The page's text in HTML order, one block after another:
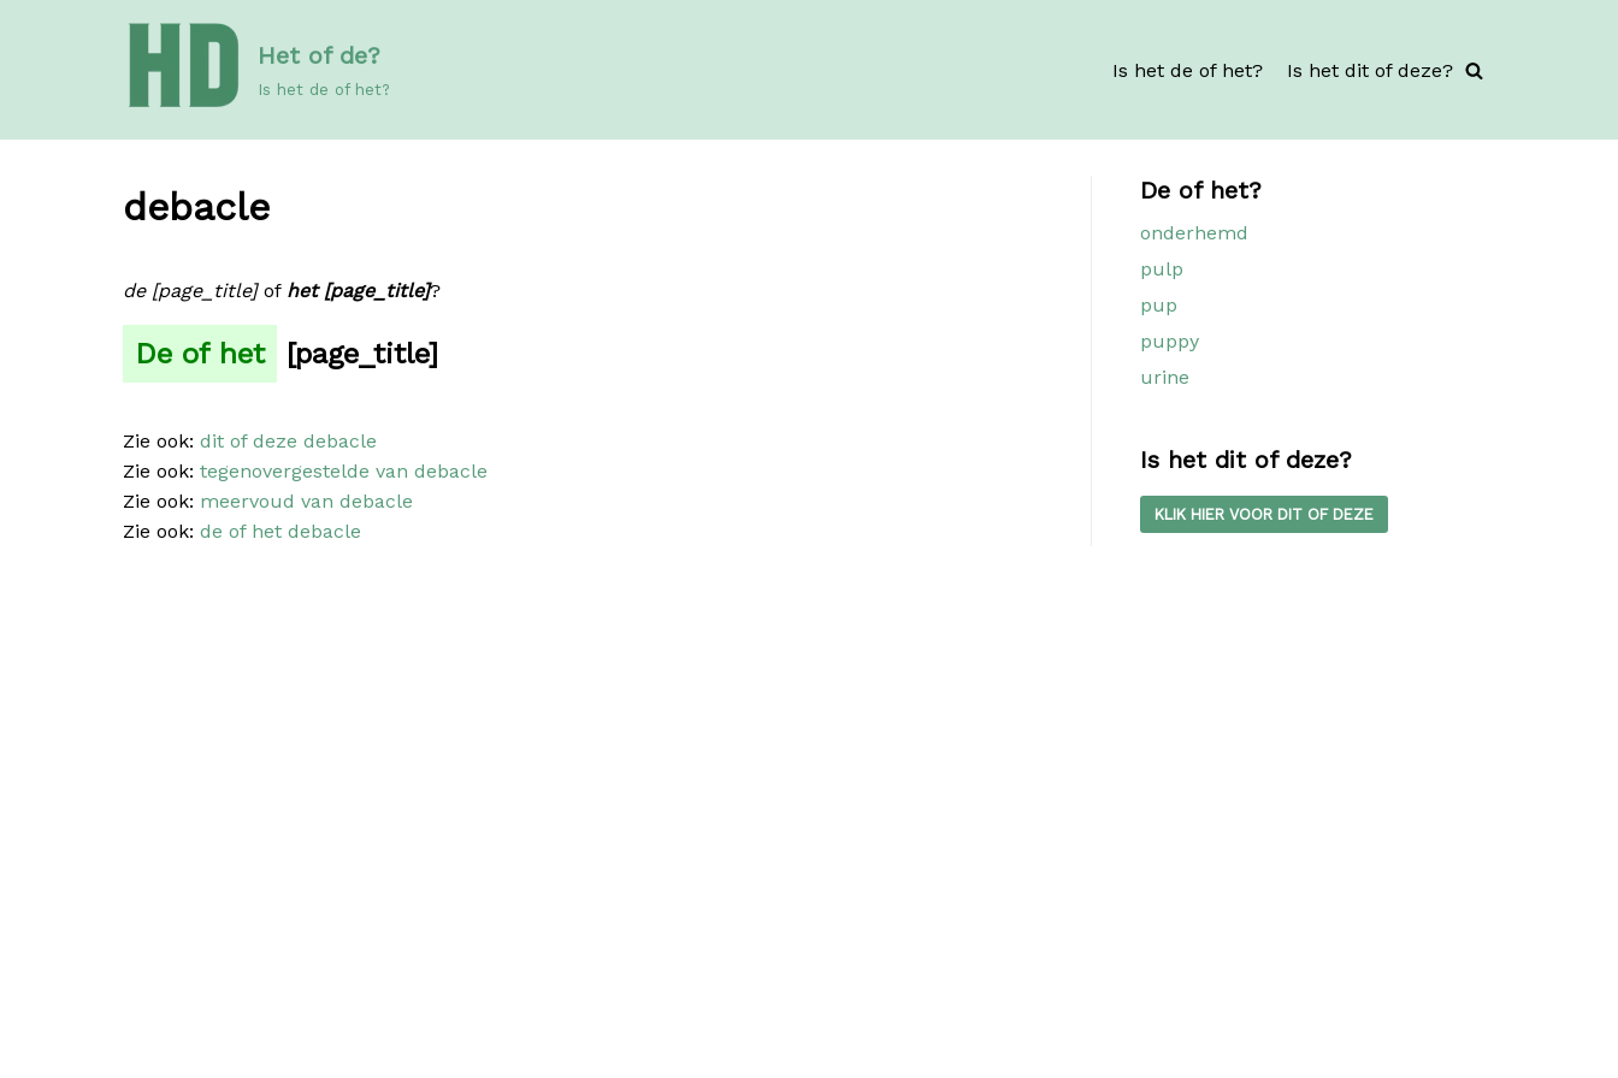
Het of de?
Is het de of het?
Is het de of het? Is het dit of deze?
debacle
de [page_title]of het [page_title]?
De of het [page_title]
Zie ook: dit of deze debacle
Zie ook: tegenovergestelde van debacle
Zie ook: meervoud van debacle
Zie ook: de of het debacle
De of het?
onderhemd
pulp
pup
puppy
urine
Is het dit of deze?
KLIK HIER VOOR DIT OF DEZE